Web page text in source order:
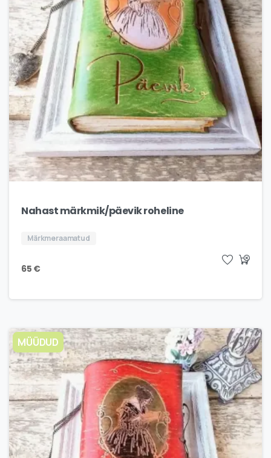
Nahast märkmik/päevik roheline
Märkmeraamatud
65 €
MÜÜDUD